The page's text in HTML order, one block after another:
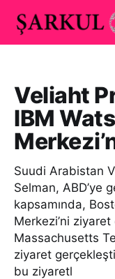
Veliaht
IBM
Suudi Arabistan
Selman, ABD’ye
kapsamında,
Merkezi’ni
Massachusetts
ziyaret
bu ziyaretl